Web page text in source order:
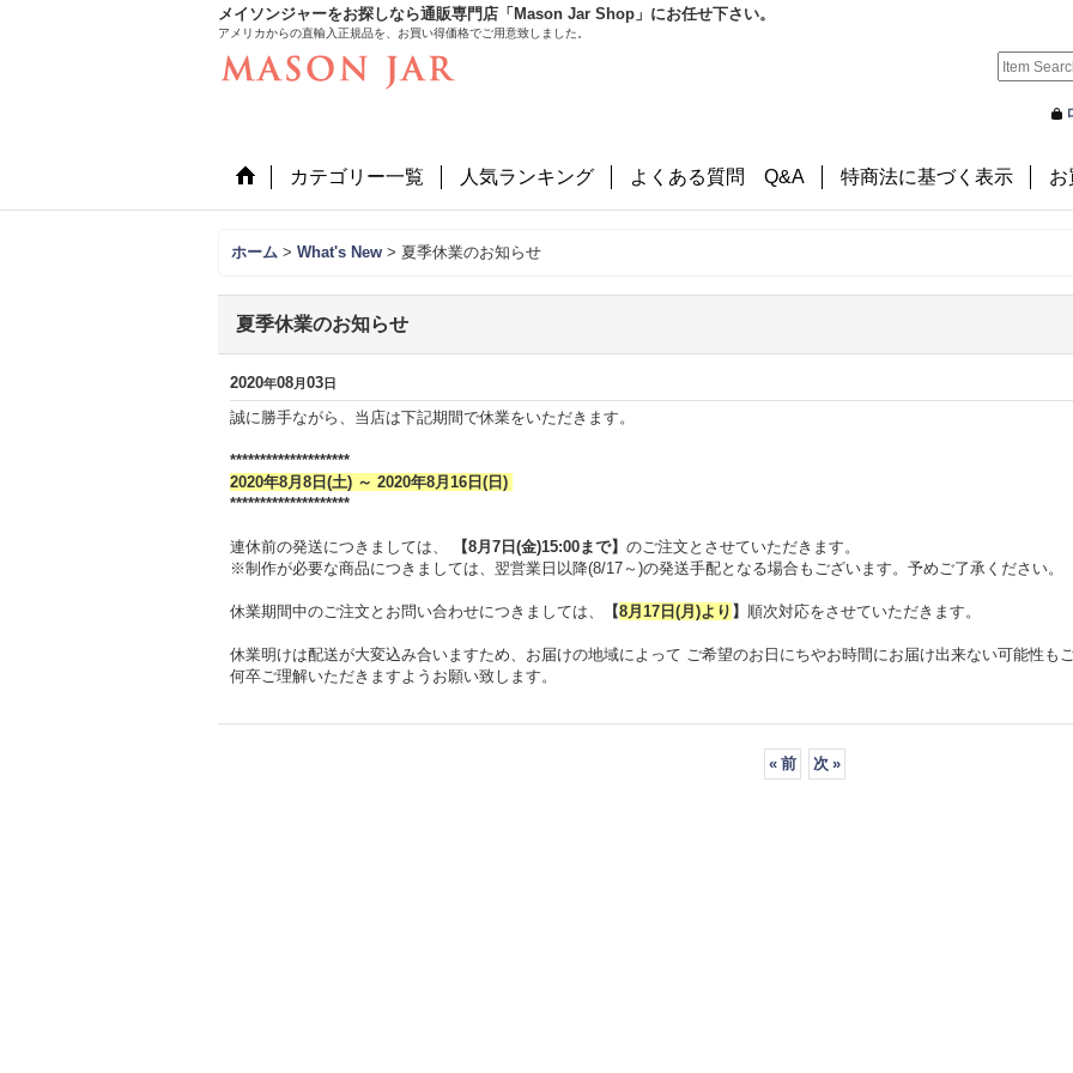
メイソンジャーをお探しなら通販専門店「Mason Jar Shop」にお任せ下さい。
アメリカからの直輸入正規品を、お買い得価格でご用意致しました。
カテゴリー一覧 人気ランキング よくある質問 Q&A 特商法に基づく表示 お
ホーム > What's New > 夏季休業のお知らせ
夏季休業のお知らせ
2020年08月03日
誠に勝手ながら、当店は下記期間で休業をいただきます。
********************
2020年8月8日(土) ～ 2020年8月16日(日)
********************
連休前の発送につきましては、 【8月7日(金)15:00まで】 のご注文とさせていただきます。
※制作が必要な商品につきましては、翌営業日以降(8/17～)の発送手配となる場合もございます。予めご了承ください。
休業期間中のご注文とお問い合わせにつきましては、 【8月17日(月)より 】 順次対応をさせていただきます。
休業明けは配送が大変込み合いますため、お届けの地域によって ご希望のお日にちやお時間にお届け出来ない可能性もご
何卒ご理解いただきますようお願い致します。
« 前 次 »